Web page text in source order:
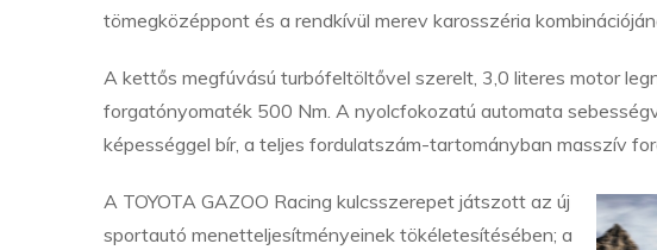
tömegközéppont és a rendkívül merev karosszéria
A kettős megfúvású turbófeltöltővel szerelt, 3,0 literes motor
forgatónyomaték 500 Nm. A nyolcfokozatú automata
képességgel bír, a teljes fordulatszám-tartományban masszív
A TOYOTA GAZOO Racing kulcsszerepet játszott az új
sportautó menetteljesítményeinek tökéletesítésében; a